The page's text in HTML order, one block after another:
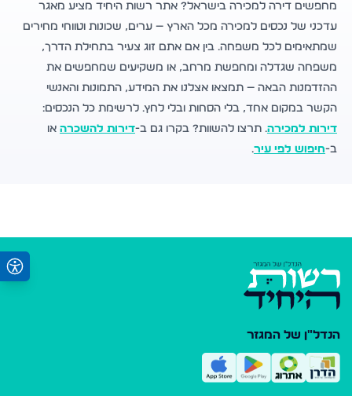
מחפשים דירה למכירה בישראל? אתר רשות היחיד מציע מאגר
עדכני של נכסים למכירה מכל הארץ — ערים, שכונות וטווחי מחירים
שמתאימים לכל משפחה. בין אם אתם זוג צעיר בתחילת הדרך,
משפחה שגדלה ומחפשת מרחב, או משקיעים שמחפשים את
ההזדמנות הבאה — תמצאו אצלנו את המידע, התמונות והאנשי
הקשר במקום אחד, בלי הסחות ובלי לחץ. לרשימת כל הנכסים:
דירות למכירה. תרצו להשוות? בקרו גם ב-דירות להשכרה או
ב-חיפוש לפי עיר.
הנדל"ן של המגזר